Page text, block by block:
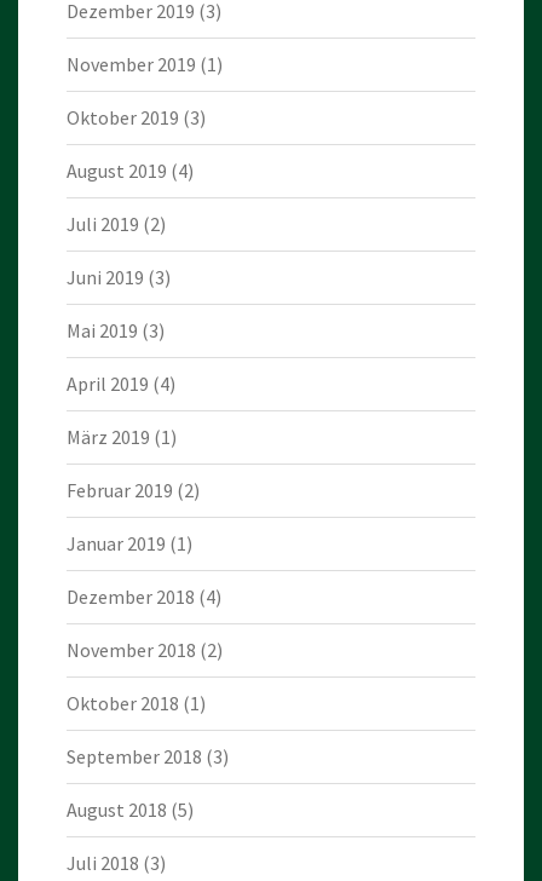
Dezember 2019 (3)
November 2019 (1)
Oktober 2019 (3)
August 2019 (4)
Juli 2019 (2)
Juni 2019 (3)
Mai 2019 (3)
April 2019 (4)
März 2019 (1)
Februar 2019 (2)
Januar 2019 (1)
Dezember 2018 (4)
November 2018 (2)
Oktober 2018 (1)
September 2018 (3)
August 2018 (5)
Juli 2018 (3)